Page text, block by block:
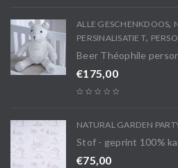
ALLE GESCHENKDOOS,
PERSINALISATIE T,
Beer Théophile
€175,00
NATURAL GARDEN
Stof - geprint 100%
€75,00